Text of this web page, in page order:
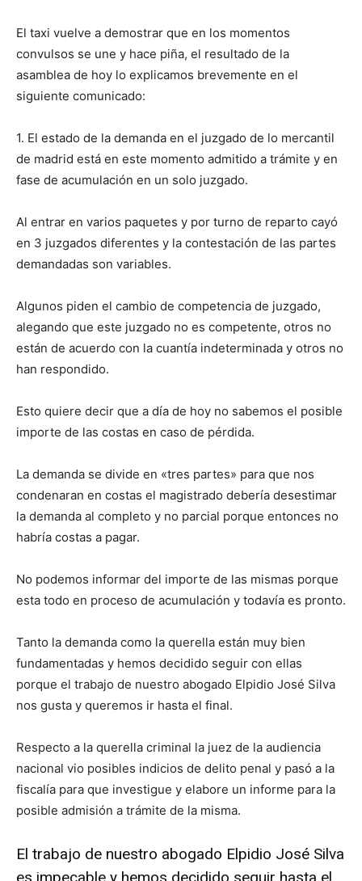
El taxi vuelve a demostrar que en los momentos
convulsos se une y hace piña, el resultado de la
asamblea de hoy lo explicamos brevemente en el
siguiente comunicado:
1. El estado de la demanda en el juzgado de lo mercantil
de madrid está en este momento admitido a trámite y en
fase de acumulación en un solo juzgado.
Al entrar en varios paquetes y por turno de reparto cayó
en 3 juzgados diferentes y la contestación de las partes
demandadas son variables.
Algunos piden el cambio de competencia de juzgado,
alegando que este juzgado no es competente, otros no
están de acuerdo con la cuantía indeterminada y otros no
han respondido.
Esto quiere decir que a día de hoy no sabemos el posible
importe de las costas en caso de pérdida.
La demanda se divide en «tres partes» para que nos
condenaran en costas el magistrado debería desestimar
la demanda al completo y no parcial porque entonces no
habría costas a pagar.
No podemos informar del importe de las mismas porque
esta todo en proceso de acumulación y todavía es pronto.
Tanto la demanda como la querella están muy bien
fundamentadas y hemos decidido seguir con ellas
porque el trabajo de nuestro abogado Elpidio José Silva
nos gusta y queremos ir hasta el final.
Respecto a la querella criminal la juez de la audiencia
nacional vio posibles indicios de delito penal y pasó a la
fiscalía para que investigue y elabore un informe para la
posible admisión a trámite de la misma.
El trabajo de nuestro abogado Elpidio José Silva